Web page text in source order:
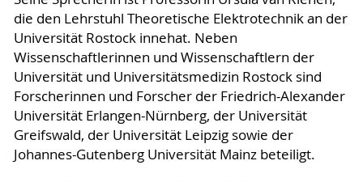
die den Lehrstuhl Theoretische Elektrotechnik an der
Universität Rostock innehat. Neben
Wissenschaftlerinnen und Wissenschaftlern der
Universität und Universitätsmedizin Rostock sind
Forscherinnen und Forscher der Friedrich-Alexander
Universität Erlangen-Nürnberg, der Universität
Greifswald, der Universität Leipzig sowie der
Johannes-Gutenberg Universität Mainz beteiligt.